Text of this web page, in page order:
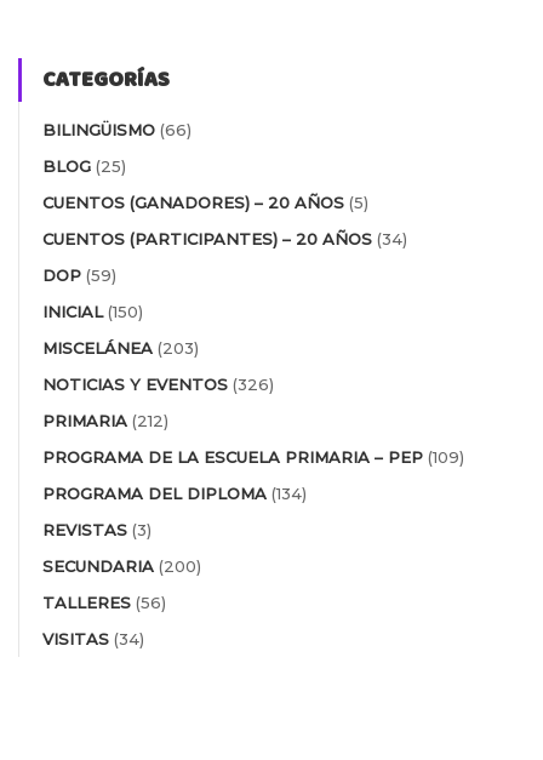
CATEGORÍAS
BILINGÜISMO (66)
BLOG (25)
CUENTOS (GANADORES) – 20 AÑOS (5)
CUENTOS (PARTICIPANTES) – 20 AÑOS (34)
DOP (59)
INICIAL(150)
MISCELÁNEA (203)
NOTICIAS Y EVENTOS (326)
PRIMARIA (212)
PROGRAMA DE LA ESCUELA PRIMARIA – PEP (109)
PROGRAMA DEL DIPLOMA (134)
REVISTAS (3)
SECUNDARIA (200)
TALLERES (56)
VISITAS (34)